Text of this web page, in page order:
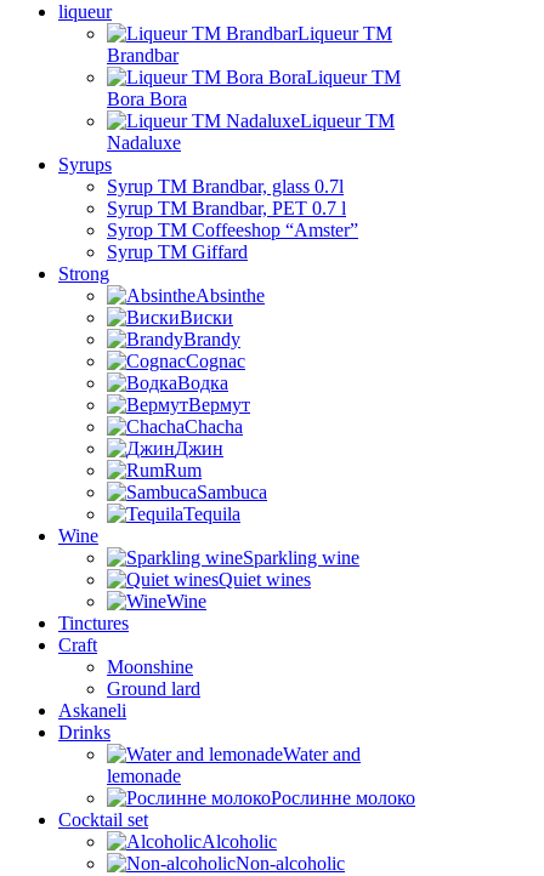
liqueur
Liqueur TM
Brandbar
Liqueur TM
Bora Bora
Liqueur TM
Nadaluxe
Syrups
Syrup TM Brandbar, glass 0.7l
Syrup TM Brandbar, PET 0.7 l
Syrop TM Coffeeshop “Amster”
Syrup TM Giffard
Strong
Absinthe
Виски
Brandy
Cognac
Водка
Вермут
Chacha
Джин
Rum
Sambuca
Tequila
Wine
Sparkling wine
Quiet wines
Wine
Tinctures
Craft
Moonshine
Ground lard
Askaneli
Drinks
Water and
lemonade
Рослинне молоко
Cocktail set
Alcoholic
Non-alcoholic